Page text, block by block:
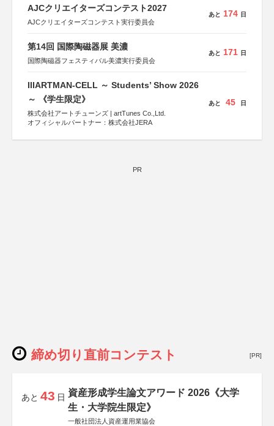
AJCクリエイターズコンテスト2027
AJCクリエイターズコンテスト実行委員会
あと 174 日
第14回 国際陶磁器展 美濃
国際陶磁器フェスティバル美濃実行委員会
あと 171 日
IIIARTMAN-CELL ～ Students’ Show 2026
～ 《学生限定》
株式会社アートチューンズ | artTunes Co.,Ltd.
オフィシャルパートナー：株式会社JERA
あと 45 日
PR
締め切り直前コンテスト [PR]
あと 43 日 資産形成学生論文アワード 2026《大学
生・大学院生限定》
一般社団法人資産運用業協会